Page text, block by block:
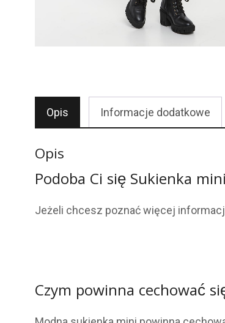
Opis Informacje dodatkowe
Opis
Podoba Ci się Sukienka mini
Jeżeli chcesz poznać więcej
Czym powinna cechować